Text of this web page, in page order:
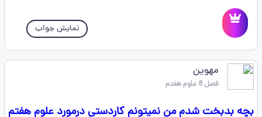
نمایش جواب
مهوین
فصل 8 علوم هفتم
بچه بدبخت شدم من نمیتونم کاردستی درمورد علوم هفتم